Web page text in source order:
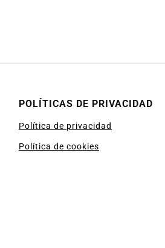
POLÍTICAS DE PRIVACIDAD
Política de privacidad
Política de cookies